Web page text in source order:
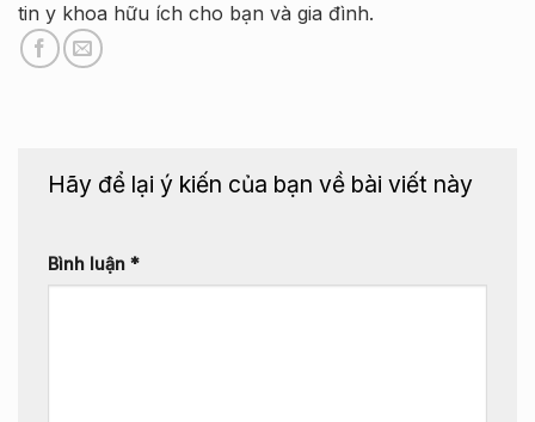
tin y khoa hữu ích cho bạn và gia đình.
Hãy để lại ý kiến của bạn về bài viết này
Bình luận *